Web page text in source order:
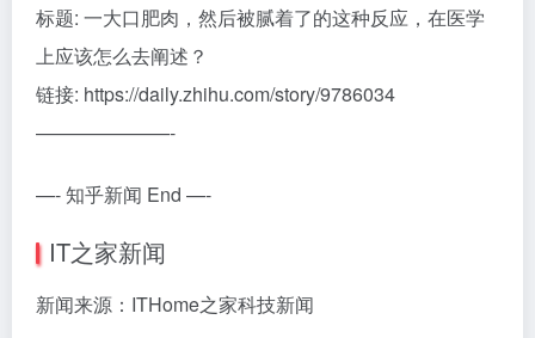
标题: 一大口肥肉，然后被腻着了的这种反应，在医学
上应该怎么去阐述？
链接: https://daily.zhihu.com/story/9786034
———————-
—- 知乎新闻 End —-
IT之家新闻
新闻来源：ITHome之家科技新闻